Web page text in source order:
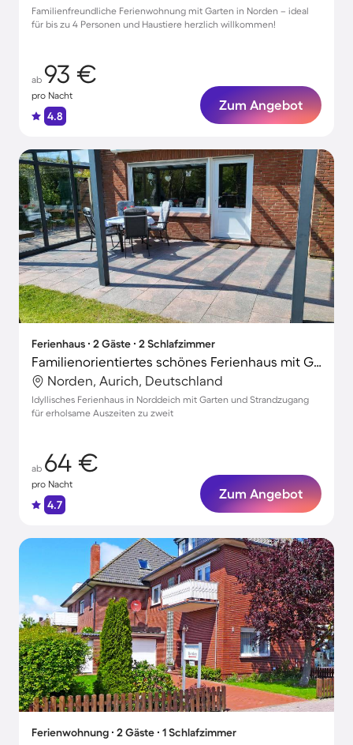
Familienfreundliche Ferienwohnung mit Garten in Norden – ideal
für bis zu 4 Personen und Haustiere herzlich willkommen!
ab 93 €
pro Nacht
4.8
Zum Angebot
Ferienhaus ∙ 2 Gäste ∙ 2 Schlafzimmer
Familienorientiertes schönes Ferienhaus mit Grill, Garten und Terrasse
Norden, Aurich, Deutschland
Idyllisches Ferienhaus in Norddeich mit Garten und Strandzugang
für erholsame Auszeiten zu zweit
ab 64 €
pro Nacht
4.7
Zum Angebot
Ferienwohnung ∙ 2 Gäste ∙ 1 Schlafzimmer